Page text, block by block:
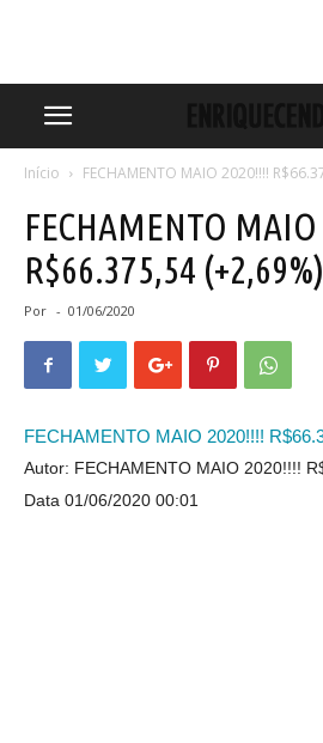
Início FECHAMENTO MAIO 2020!!!!
FECHAMENTO
R$66.375,54 (+2,69%)
Por - 01/06/2020
FECHAMENTO MAIO 2020!!!!
Autor: FECHAMENTO MAIO 2020!!!!
Data 01/06/2020 00:01